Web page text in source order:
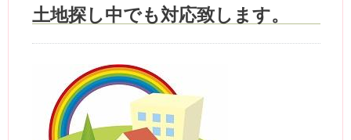
土地探し中でも対応致します。